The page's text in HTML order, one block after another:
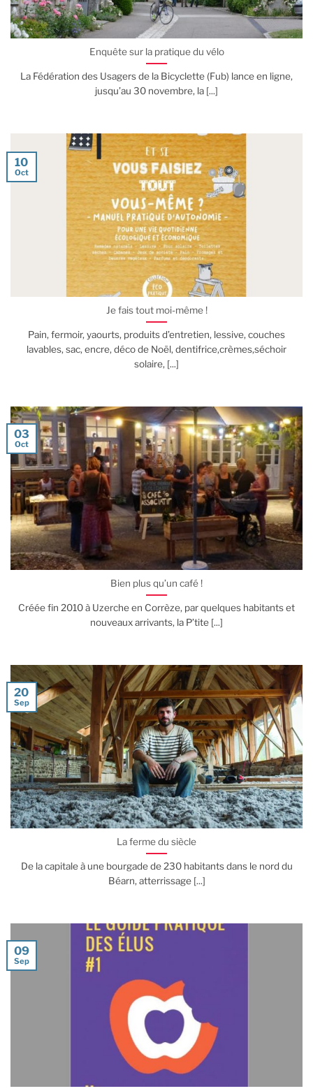
Enquête sur la pratique du vélo
La Fédération des Usagers de la Bicyclette (Fub) lance en ligne,
jusqu’au 30 novembre, la [...]
Je fais tout moi-même !
Pain, fermoir, yaourts, produits d’entretien, lessive, couches
lavables, sac, encre, déco de Noël, dentifrice,crèmes,séchoir
solaire, [...]
10
Oct
Bien plus qu’un café !
Créée fin 2010 à Uzerche en Corrèze, par quelques habitants et
nouveaux arrivants, la P’tite [...]
03
Oct
La ferme du siècle
De la capitale à une bourgade de 230 habitants dans le nord du
Béarn, atterrissage [...]
20
Sep
09
Sep